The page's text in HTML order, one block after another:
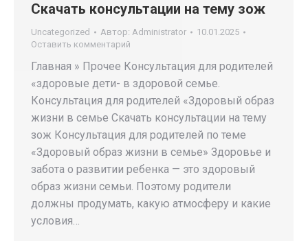
Скачать консультации на тему зож
Uncategorized Автор: Administrator
10.01.2025
Оставить комментарий
Главная » Прочее Консультация для родителей
«здоровые дети- в здоровой семье.
Консультация для родителей «Здоровый образ
жизни в семье Скачать консультации на тему
зож Консультация для родителей по теме
«Здоровый образ жизни в семье» Здоровье и
забота о развитии ребенка — это здоровый
образ жизни семьи. Поэтому родители
должны продумать, какую атмосферу и какие
условия…